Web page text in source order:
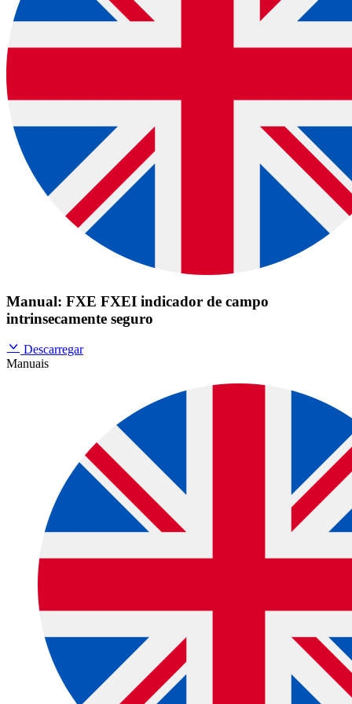
Manual: FXE FXEI indicador de campo
intrinsecamente seguro
Descarregar
Manuais